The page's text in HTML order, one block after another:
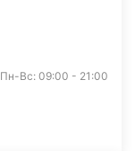
Пн-Вс: 09:00 - 21:00